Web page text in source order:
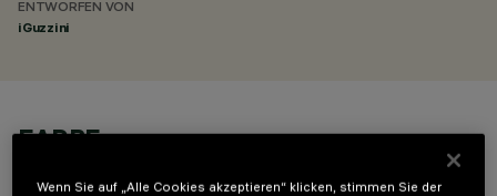
ENTWORFEN VON
iGuzzini
FARBE
Wenn Sie auf „Alle Cookies akzeptieren“ klicken, stimmen Sie der